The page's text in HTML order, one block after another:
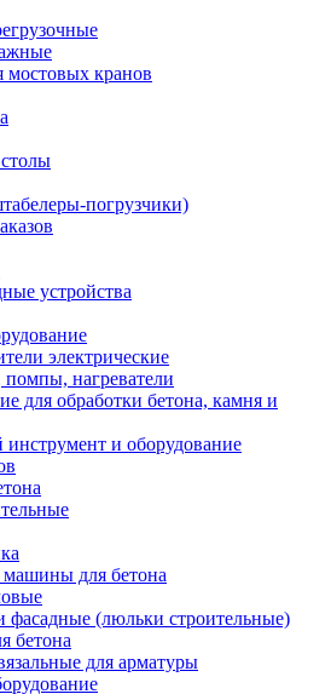
мостовых кранов
погрузчики)
устройства
электрические
помпы, нагреватели
для обработки бетона, камня и
и оборудование
для бетона
фасадные (люльки строительные)
бетона
для арматуры